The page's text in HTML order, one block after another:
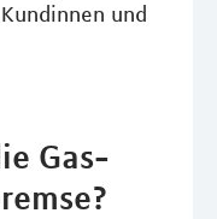
und
Gas-